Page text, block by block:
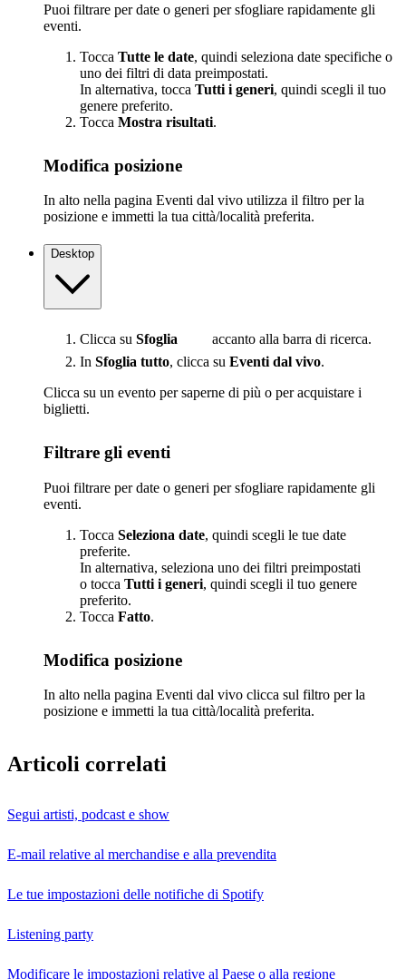
Puoi filtrare per date o generi per sfogliare rapidamente gli
eventi.
Tocca Tutte le date, quindi seleziona date specifiche o
uno dei filtri di data preimpostati.
In alternativa, tocca Tutti i generi, quindi scegli il tuo
genere preferito.
Tocca Mostra risultati.
Modifica posizione
In alto nella pagina Eventi dal vivo utilizza il filtro per la
posizione e immetti la tua città/località preferita.
Desktop
Clicca su Sfoglia
accanto alla barra di ricerca.
In Sfoglia tutto, clicca su Eventi dal vivo.
Clicca su un evento per saperne di più o per acquistare i
biglietti.
Filtrare gli eventi
Puoi filtrare per date o generi per sfogliare rapidamente gli
eventi.
Tocca Seleziona date, quindi scegli le tue date
preferite.
In alternativa, seleziona uno dei filtri preimpostati
o tocca Tutti i generi, quindi scegli il tuo genere
preferito.
Tocca Fatto.
Modifica posizione
In alto nella pagina Eventi dal vivo clicca sul filtro per la
posizione e immetti la tua città/località preferita.
Articoli correlati
Segui artisti, podcast e show
E-mail relative al merchandise e alla prevendita
Le tue impostazioni delle notifiche di Spotify
Listening party
Modificare le impostazioni relative al Paese o alla regione